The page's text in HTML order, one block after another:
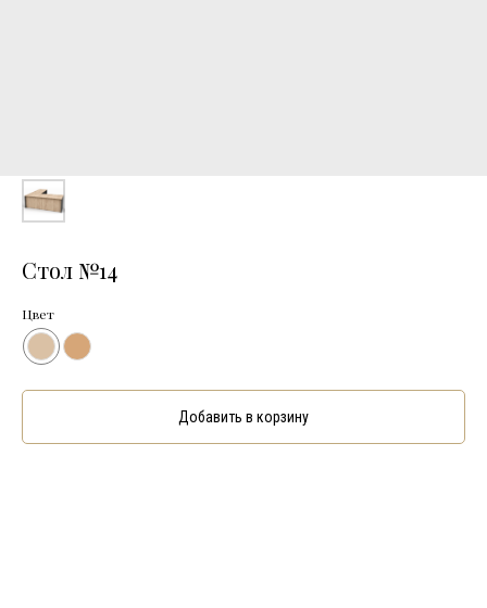
Стол №14
Цвет
Добавить в корзину